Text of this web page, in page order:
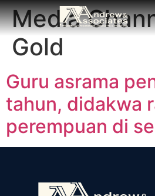
Media
Gold
Guru asrama
tahun, didakwa
perempuan di